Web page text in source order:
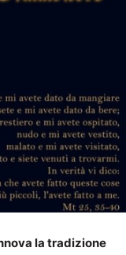
la tradizione